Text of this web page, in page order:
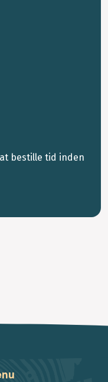
bestille tid inden